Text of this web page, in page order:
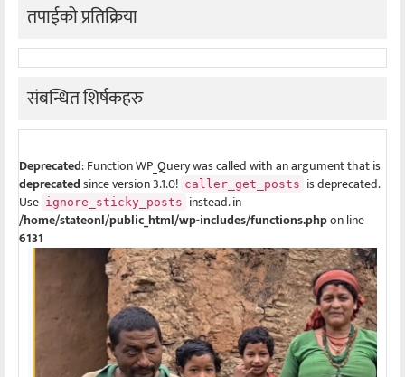
तपाईको प्रतिक्रिया
संबन्धित शिर्षकहरु
Deprecated: Function WP_Query was called with an argument that is
deprecatedsince version 3.1.0! caller_get_posts is deprecated.
Use ignore_sticky_posts instead. in
/home/stateonl/public_html/wp-includes/functions.phpon line
6131